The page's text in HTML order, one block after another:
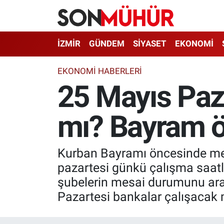
İZMİR GÜNDEM SİYASET EKONOMİ
EKONOMI HABERLERI
25 Mayıs
mı? Bayram
Kurban Bayramı öncesinde
pazartesi günkü çalışma
şubelerin mesai durumunu
Pazartesi bankalar çalışacak
İzmir Nöbetçi Eczaneler
İzmir Hava Durumu
İzmir Namaz Vakitleri
İzmir Trafik Yoğunluk Haritası
Süper Lig Puan Durumu ve Fikstür
Tüm Manşetler
Son Dakika Haberleri